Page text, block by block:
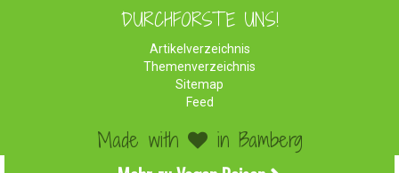
DURCHFORSTE UNS!
Artikelverzeichnis
Themenverzeichnis
Sitemap
Feed
Made with in Bamberg